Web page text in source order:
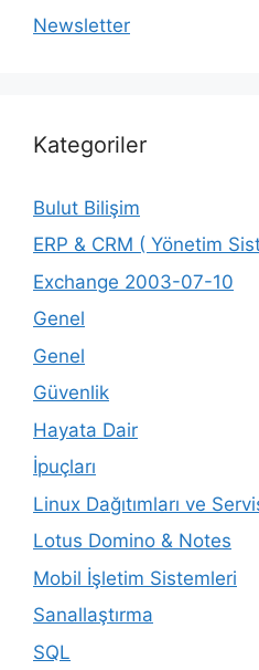
Newsletter
Kategoriler
Bulut Bilişim
ERP & CRM ( Yönetim
Exchange 2003-07-10
Genel
Genel
Güvenlik
Hayata Dair
İpuçları
Linux Dağıtımları ve
Lotus Domino & Notes
Mobil İşletim Sistemleri
Sanallaştırma
SQL